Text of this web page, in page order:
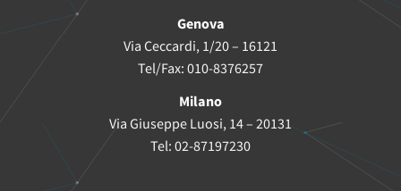
Genova
Via Ceccardi, 1/20 – 16121
Tel/Fax: 010-8376257
Milano
Via Giuseppe Luosi, 14 – 20131
Tel: 02-87197230